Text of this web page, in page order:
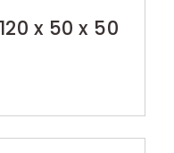
x 50 x 50